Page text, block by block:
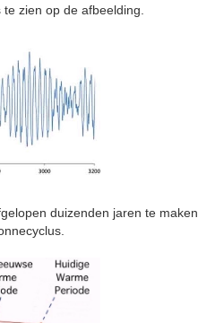
zien op de afbeelding.
duizenden jaren te maken